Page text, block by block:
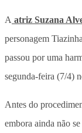
A atriz Suzana
personagem
passou por uma
segunda-feira (7/4)
Antes do
embora ainda não